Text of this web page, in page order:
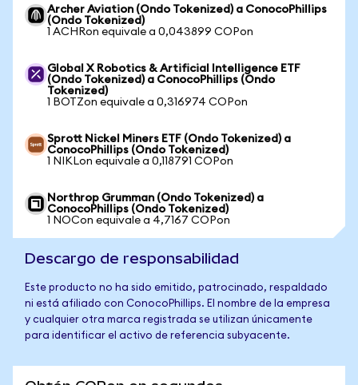
Archer Aviation (Ondo Tokenized) a ConocoPhillips
(Ondo Tokenized)
1 ACHRon equivale a 0,043899 COPon
Global X Robotics & Artificial Intelligence ETF
(Ondo Tokenized) a ConocoPhillips (Ondo
Tokenized)
1 BOTZon equivale a 0,316974 COPon
Sprott Nickel Miners ETF (Ondo Tokenized) a
ConocoPhillips (Ondo Tokenized)
1 NIKLon equivale a 0,118791 COPon
Northrop Grumman (Ondo Tokenized) a
ConocoPhillips (Ondo Tokenized)
1 NOCon equivale a 4,7167 COPon
Descargo de responsabilidad
Este producto no ha sido emitido, patrocinado, respaldado
ni está afiliado con ConocoPhillips. El nombre de la empresa
y cualquier otra marca registrada se utilizan únicamente
para identificar el activo de referencia subyacente.